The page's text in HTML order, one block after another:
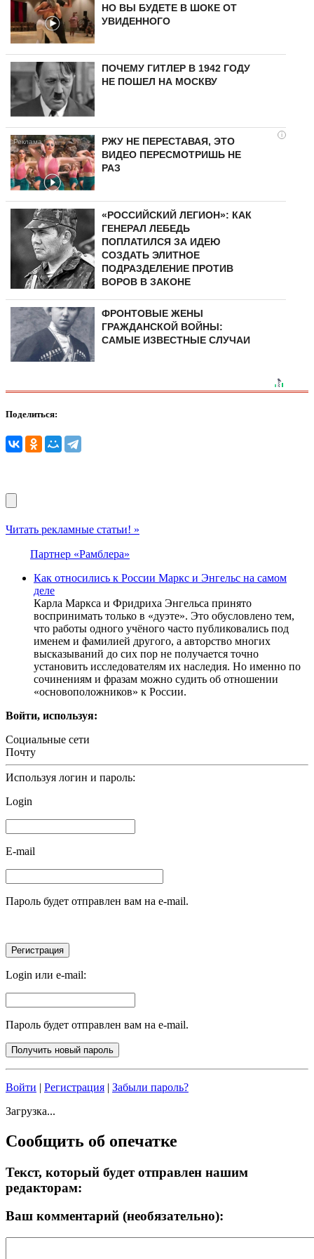
НО ВЫ БУДЕТЕ В ШОКЕ ОТ
УВИДЕННОГО
ПОЧЕМУ ГИТЛЕР В 1942 ГОДУ
НЕ ПОШЕЛ НА МОСКВУ
i
РЖУ НЕ ПЕРЕСТАВАЯ, ЭТО
ВИДЕО ПЕРЕСМОТРИШЬ НЕ
РАЗ
«РОССИЙСКИЙ ЛЕГИОН»: КАК
ГЕНЕРАЛ ЛЕБЕДЬ
ПОПЛАТИЛСЯ ЗА ИДЕЮ
СОЗДАТЬ ЭЛИТНОЕ
ПОДРАЗДЕЛЕНИЕ ПРОТИВ
ВОРОВ В ЗАКОНЕ
ФРОНТОВЫЕ ЖЕНЫ
ГРАЖДАНСКОЙ ВОЙНЫ:
САМЫЕ ИЗВЕСТНЫЕ СЛУЧАИ
Поделиться:
Читать рекламные статьи! »
Партнер «Рамблера»
Как относились к России Маркс и Энгельс на самом
деле
Карла Маркса и Фридриха Энгельса принято
воспринимать только в «дуэте». Это обусловлено тем,
что работы одного учёного часто публиковались под
именем и фамилией другого, а авторство многих
высказываний до сих пор не получается точно
установить исследователям их наследия. Но именно по
сочинениям и фразам можно судить об отношении
«основоположников» к России.
Войти, используя:
Социальные сети
Почту
Используя логин и пароль:
Login
E-mail
Пароль будет отправлен вам на e-mail.
Login или e-mail:
Пароль будет отправлен вам на e-mail.
Войти | Регистрация | Забыли пароль?
Загрузка...
Сообщить об опечатке
Текст, который будет отправлен нашим
редакторам:
Ваш комментарий (необязательно):